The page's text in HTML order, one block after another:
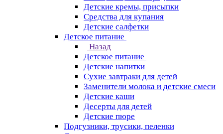
Детские кремы, присыпки
Средства для купания
Детские салфетки
Детское питание
Назад
Детское питание
Детские напитки
Сухие завтраки для детей
Заменители молока и детские смеси
Детские каши
Десерты для детей
Детские пюре
Подгузники, трусики, пеленки